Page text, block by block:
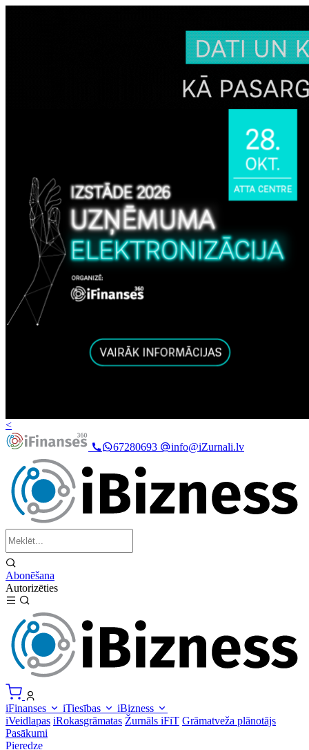
<
67280693
info@iZurnali.lv
Abonēšana
Autorizēties
iFinanses iTiesības
iBizness
iVeidlapas iRokasgrāmatas Žurnāls iFiT Grāmatveža plānotājs
Pasākumi
Pieredze